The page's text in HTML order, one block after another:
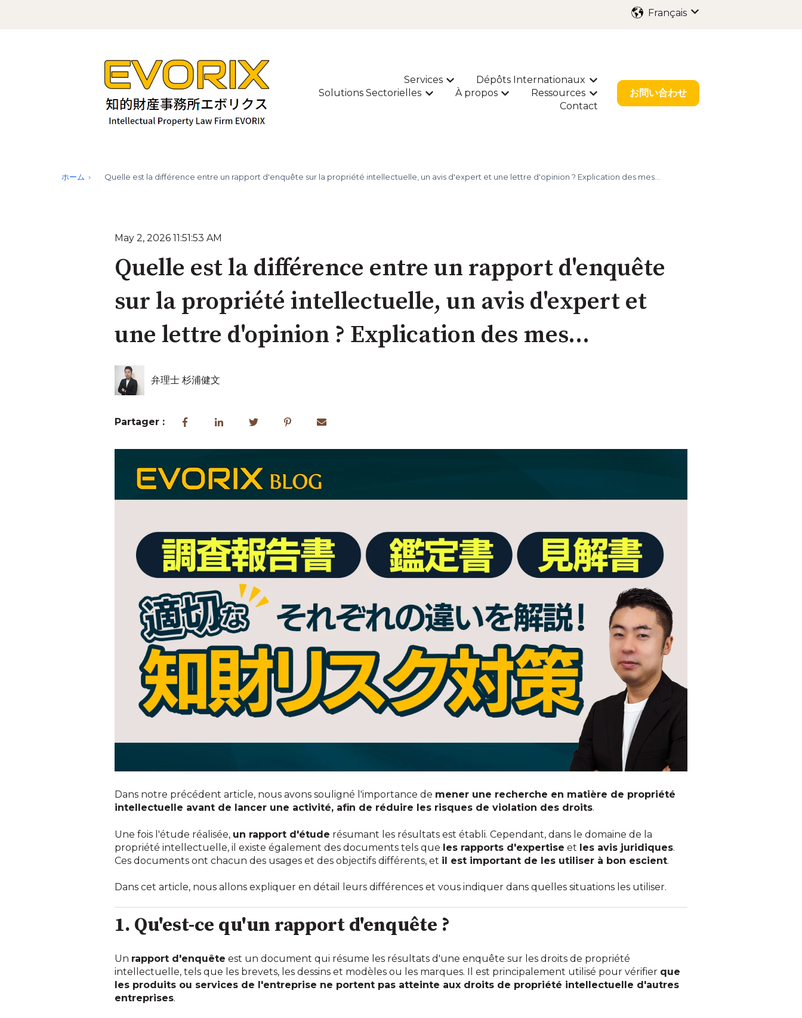
Français
Services
Afficher le sous-menu pour Services
Dépôts Internationaux
Afficher le sous-menu pour Dépôts
Solutions Sectorielles
Afficher le sous-menu pour Solutions Sectorielles
À propos
Afficher le sous-menu pour À propos
Ressources
Afficher le sous-menu pour Ressources
Contact
お問い合わせ
ホーム Quelle est la différence entre un rapport d'enquête sur la propriété intellectuelle, un avis d'expert et une lettre d'opinion ? Explication des mes...
May 2, 2026 11:51:53 AM
Quelle est la différence entre un rapport d'enquête
sur la propriété intellectuelle, un avis d'expert et
une lettre d'opinion ? Explication des mes...
弁理士 杉浦健文
Partager :
Dans notre précédent article, nous avons souligné l'importance de mener une recherche en matière de propriété
intellectuelle avant de lancer une activité, afin de réduire les risques de violation des droits.
Une fois l'étude réalisée, un rapport d'étude résumant les résultats est établi. Cependant, dans le domaine de la
propriété intellectuelle, il existe également des documents tels que les rapports d'expertise et les avis juridiques.
Ces documents ont chacun des usages et des objectifs différents, et il est important de les utiliser à bon escient.
Dans cet article, nous allons expliquer en détail leurs différences et vous indiquer dans quelles situations les utiliser.
1. Qu'est-ce qu'un rapport d'enquête ?
Un rapport d'enquête est un document qui résume les résultats d'une enquête sur les droits de propriété
intellectuelle, tels que les brevets, les dessins et modèles ou les marques. Il est principalement utilisé pour vérifier que
les produits ou services de l'entreprise ne portent pas atteinte aux droits de propriété intellectuelle d'autres
entreprises.